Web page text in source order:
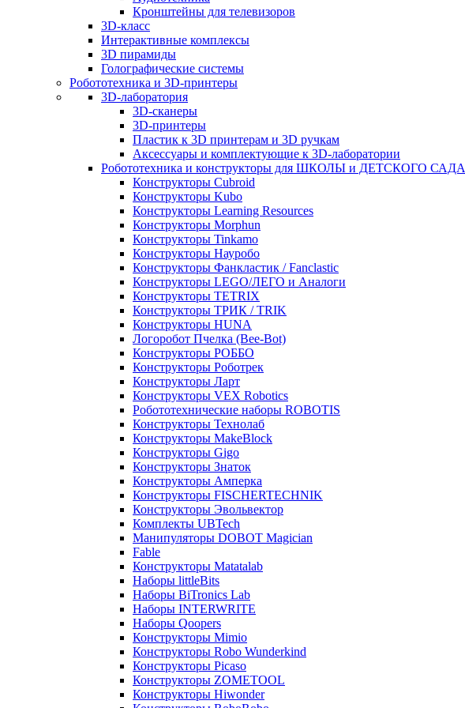
Кронштейны для телевизоров
3D-класс
Интерактивные комплексы
3D пирамиды
Голографические системы
Робототехника и 3D-принтеры
3D-лаборатория
3D-сканеры
3D-принтеры
Пластик к 3D принтерам и 3D ручкам
Аксессуары и комплектующие к 3D-лаборатории
Робототехника и конструкторы для ШКОЛЫ и ДЕТСКОГО САДА
Конструкторы Cubroid
Конструкторы Kubo
Конструкторы Learning Resources
Конструкторы Morphun
Конструкторы Tinkamo
Конструкторы Науробо
Конструкторы Фанкластик / Fanclastic
Конструкторы LEGO/ЛЕГО и Аналоги
Конструкторы TETRIX
Конструкторы ТРИК / TRIK
Конструкторы HUNA
Логоробот Пчелка (Bee-Bot)
Конструкторы РОББО
Конструкторы Роботрек
Конструкторы Ларт
Конструкторы VEX Robotics
Робототехнические наборы ROBOTIS
Конструкторы Технолаб
Конструкторы MakeBlock
Конструкторы Gigo
Конструкторы Знаток
Конструкторы Амперка
Конструкторы FISCHERTECHNIK
Конструкторы Эвольвектор
Комплекты UBTech
Манипуляторы DOBOT Magician
Fable
Конструкторы Matatalab
Наборы littleBits
Наборы BiTronics Lab
Наборы INTERWRITE
Наборы Qoopers
Конструкторы Mimio
Конструкторы Robo Wunderkind
Конструкторы Picaso
Конструкторы ZOMETOOL
Конструкторы Hiwonder